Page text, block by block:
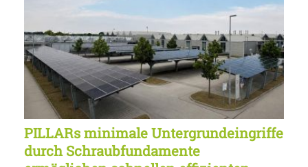
PILLARs minimale Untergrundeingriffe
durch Schraubfundamente